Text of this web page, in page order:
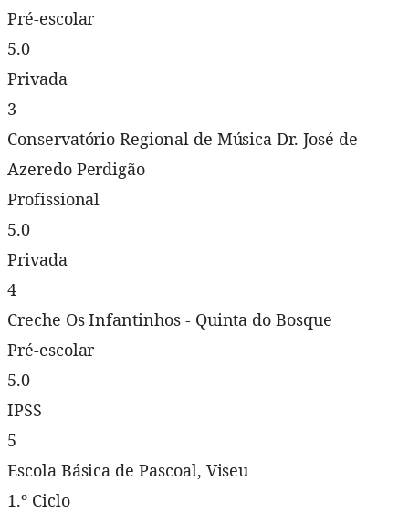
Pré-escolar
5.0
Privada
3
Conservatório Regional de Música Dr. José de
Azeredo Perdigão
Profissional
5.0
Privada
4
Creche Os Infantinhos - Quinta do Bosque
Pré-escolar
5.0
IPSS
5
Escola Básica de Pascoal, Viseu
1.º Ciclo